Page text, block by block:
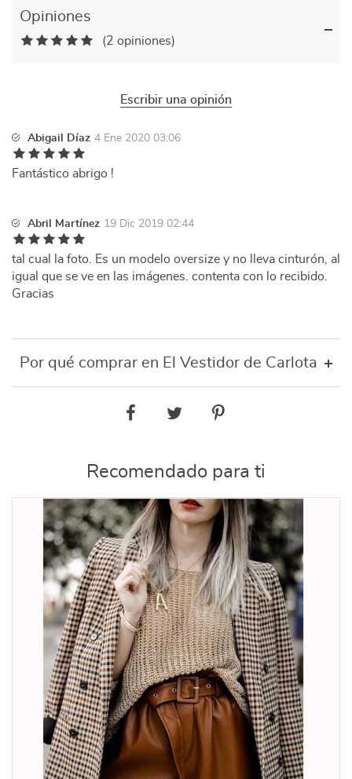
Opiniones
(2 opiniones)
Escribir una opinión
Abigail Díaz 4 Ene 2020 03:06
Fantástico abrigo !
Abril Martínez 19 Dic 2019 02:44
tal cual la foto. Es un modelo oversize y no lleva cinturón, al
igual que se ve en las imágenes. contenta con lo recibido.
Gracias
Por qué comprar en El Vestidor de Carlota
Recomendado para ti